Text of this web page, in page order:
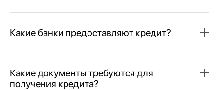
Какие банки предоставляют кредит?
Какие документы требуются для
получения кредита?